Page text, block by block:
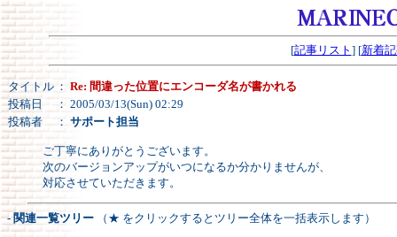
[記事リスト ] [新着
タイトル ： Re: 間違った位置にエンコーダ名が書かれる
投稿日
： 2005/03/13(Sun) 02:29
投稿者
： サポート担当
ご丁寧にありがとうございます。
次のバージョンアップがいつになるか分かりませんが、
対応させていただきます。
- 関連一覧ツリー （★ をクリックするとツリー全体を一括表示します）